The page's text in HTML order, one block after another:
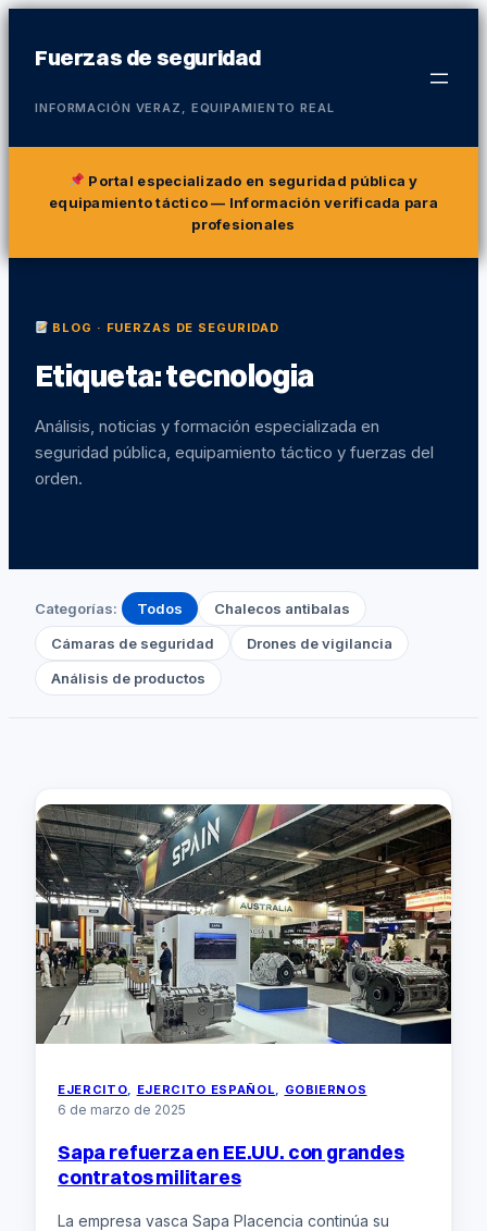
Fuerzas de seguridad
INFORMACIÓN VERAZ, EQUIPAMIENTO REAL
Portal especializado en seguridad pública y
equipamiento táctico— Información verificada para
profesionales
BLOG · FUERZAS DE SEGURIDAD
Etiqueta:tecnologia
Análisis, noticias y formación especializada en
seguridad pública, equipamiento táctico y fuerzas del
orden.
Categorías: Todos
Chalecos antibalas
Cámaras de seguridad
Drones de vigilancia
Análisis de productos
EJERCITO EJERCITO ESPAÑOL GOBIERNOS
6 de marzo de 2025
Sapa refuerza en EE.UU. con grandes
contratos militares
La empresa vasca Sapa Placencia continúa su